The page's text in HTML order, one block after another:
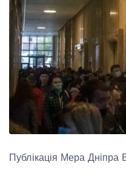
Публікація Мера Дніпра